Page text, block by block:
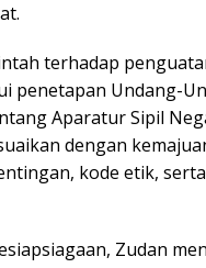
terhadap
penetapan Undang-
Aparatur Sipil
dengan
kode etik,
Zudan